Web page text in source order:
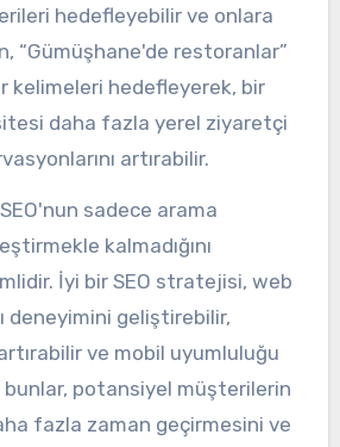
hedefleyebilir ve onlara
“Gümüşhane'de restoranlar”
kelimeleri hedefleyerek, bir
daha fazla yerel ziyaretçi
artırabilir.
sadece arama
kalmadığını
İyi bir SEO stratejisi, web
deneyimini geliştirebilir,
artırabilir ve mobil uyumluluğu
bunlar, potansiyel müşterilerin
fazla zaman geçirmesini ve